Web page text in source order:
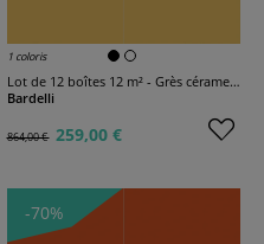
1 coloris
Lot de 12 boîtes 12 m² - Grès cérame Cromia carré
Bardelli
864,00 € 259,00 €
-70%